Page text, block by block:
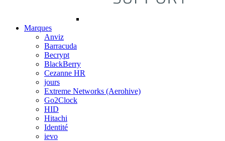
Marques
Anviz
Barracuda
Becrypt
BlackBerry
Cezanne HR
jours
Extreme Networks (Aerohive)
Go2Clock
HID
Hitachi
Identité
ievo